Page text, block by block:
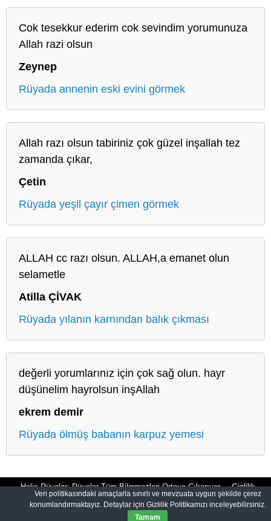
Cok tesekkur ederim cok sevindim yorumunuza
Allah razi olsun
Zeynep
Rüyada annenin eski evini görmek
Allah razı olsun tabiriniz çok güzel inşallah tez
zamanda çıkar,
Çetin
Rüyada yeşil çayır çimen görmek
ALLAH cc razı olsun. ALLAH,a emanet olun
selametle
Atilla ÇİVAK
Rüyada yılanın karnından balık çıkması
değerli yorumlarınız için çok sağ olun. hayr
düşünelim hayrolsun inşAllah
ekrem demir
Rüyada ölmüş babanın karpuz yemesi
Halis Rüyalar: Rüyalar Tüm Bilinmezleri Ortaya Çıkarıyor Gizlilik
Politikası
Veri politikasındaki amaçlarla sınırlı ve mevzuata uygun şekilde çerez
konumlandırmaktayız. Detaylar için Gizlilik Politikamızı inceleyebilirsiniz.
Tamam